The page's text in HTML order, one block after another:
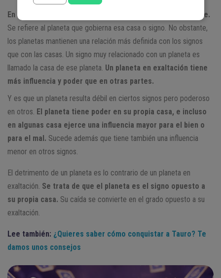
En Astrología, cada casa y signo tienen un señor o regente.
Se refiere al planeta que gobierna esa casa o signo. No obstante,
los planetas mantienen una relación más definida con los signos
que con las casas. Un signo muy relacionado con un planeta es
llamado la casa de ese planeta. Un planeta en exaltación tiene
más influencia y poder que en otras partes.
Y es que un planeta resulta débil en ciertos signos pero poderoso
en otros. El planeta tiene poder en su propia casa, e incluso
en algunas casa ejerce una influencia mayor para el bien o
para el mal. Sucede además que tiene también una influencia
menor en otros signos.
El detrimento de un planeta es lo contrario de un planeta en
exaltación. Se trata de que el planeta es el signo opuesto a
su propia casa. Su caída se convierte en el grado opuesto a su
exaltación.
Lee también: ¿Quieres saber cómo conquistar a Tauro? Te
damos unos consejos